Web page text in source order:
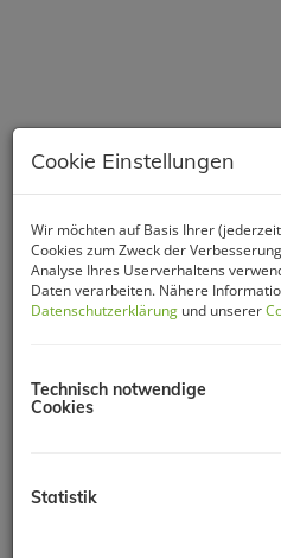
Cookie Einstellungen
Wir möchten auf Basis Ihrer
Cookies zum Zweck der
Analyse Ihres Userverhaltens
Daten verarbeiten. Nähere
Datenschutzerklärung und unserer
Technisch notwendige
Cookies
Statistik